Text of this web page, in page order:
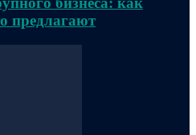
предлагают